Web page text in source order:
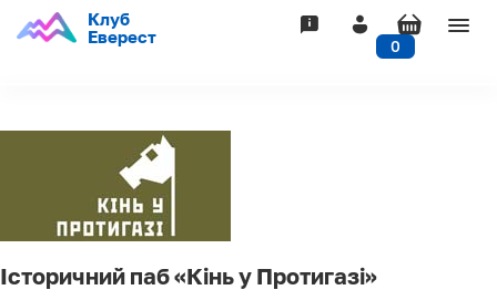
Клуб
Еверест
0
Історичний паб «Кінь у Протигазі»